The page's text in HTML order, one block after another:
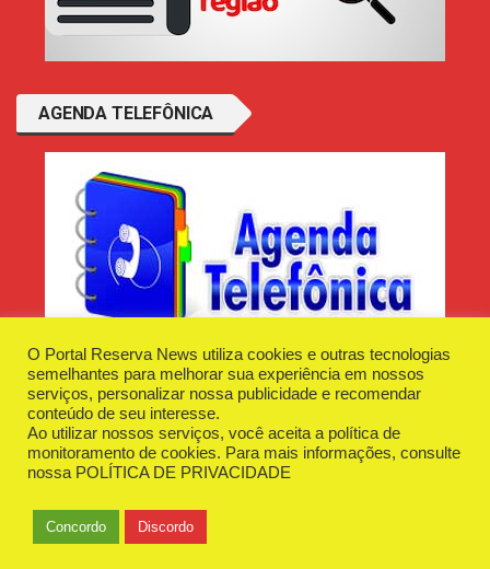
AGENDA TELEFÔNICA
Desenvolvido e Hospedado porPlugin Informática
Reserva News Tecnologia - CNPJ - 42.509.198/0001-83
O Portal Reserva News utiliza cookies e outras tecnologias
semelhantes para melhorar sua experiência em nossos
serviços, personalizar nossa publicidade e recomendar
conteúdo de seu interesse.
Ao utilizar nossos serviços, você aceita a política de
monitoramento de cookies. Para mais informações, consulte
nossa POLÍTICA DE PRIVACIDADE
Concordo Discordo